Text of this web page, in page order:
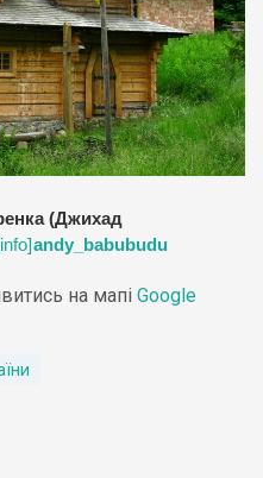
(Джихад
andy_babubudu
на мапі Google